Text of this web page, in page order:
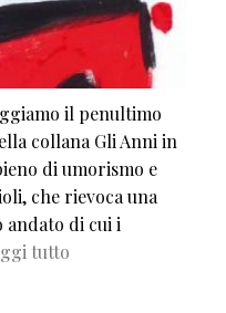
il penultimo
collana Gli Anni in
di umorismo e
che rievoca una
andato di cui i
tutto